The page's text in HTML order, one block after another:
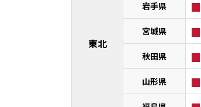
東北
岩手県
宮城県
秋田県
山形県